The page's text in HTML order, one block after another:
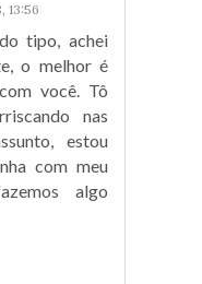
13:56
tipo, achei
o melhor é
você. Tô
nas
estou
com meu
algo